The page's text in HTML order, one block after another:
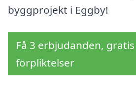
byggprojekt i Eggby!
Få 3 erbjudanden,
förpliktelser